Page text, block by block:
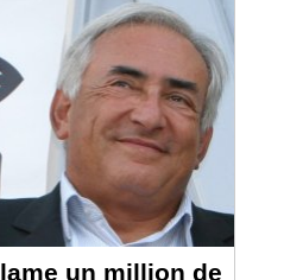
un million de